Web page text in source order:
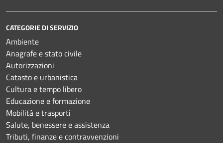
CATEGORIE DI SERVIZIO
Ambiente
Anagrafe e stato civile
Autorizzazioni
Catasto e urbanistica
Cultura e tempo libero
Educazione e formazione
Mobilità e trasporti
Salute, benessere e assistenza
Tributi, finanze e contravvenzioni